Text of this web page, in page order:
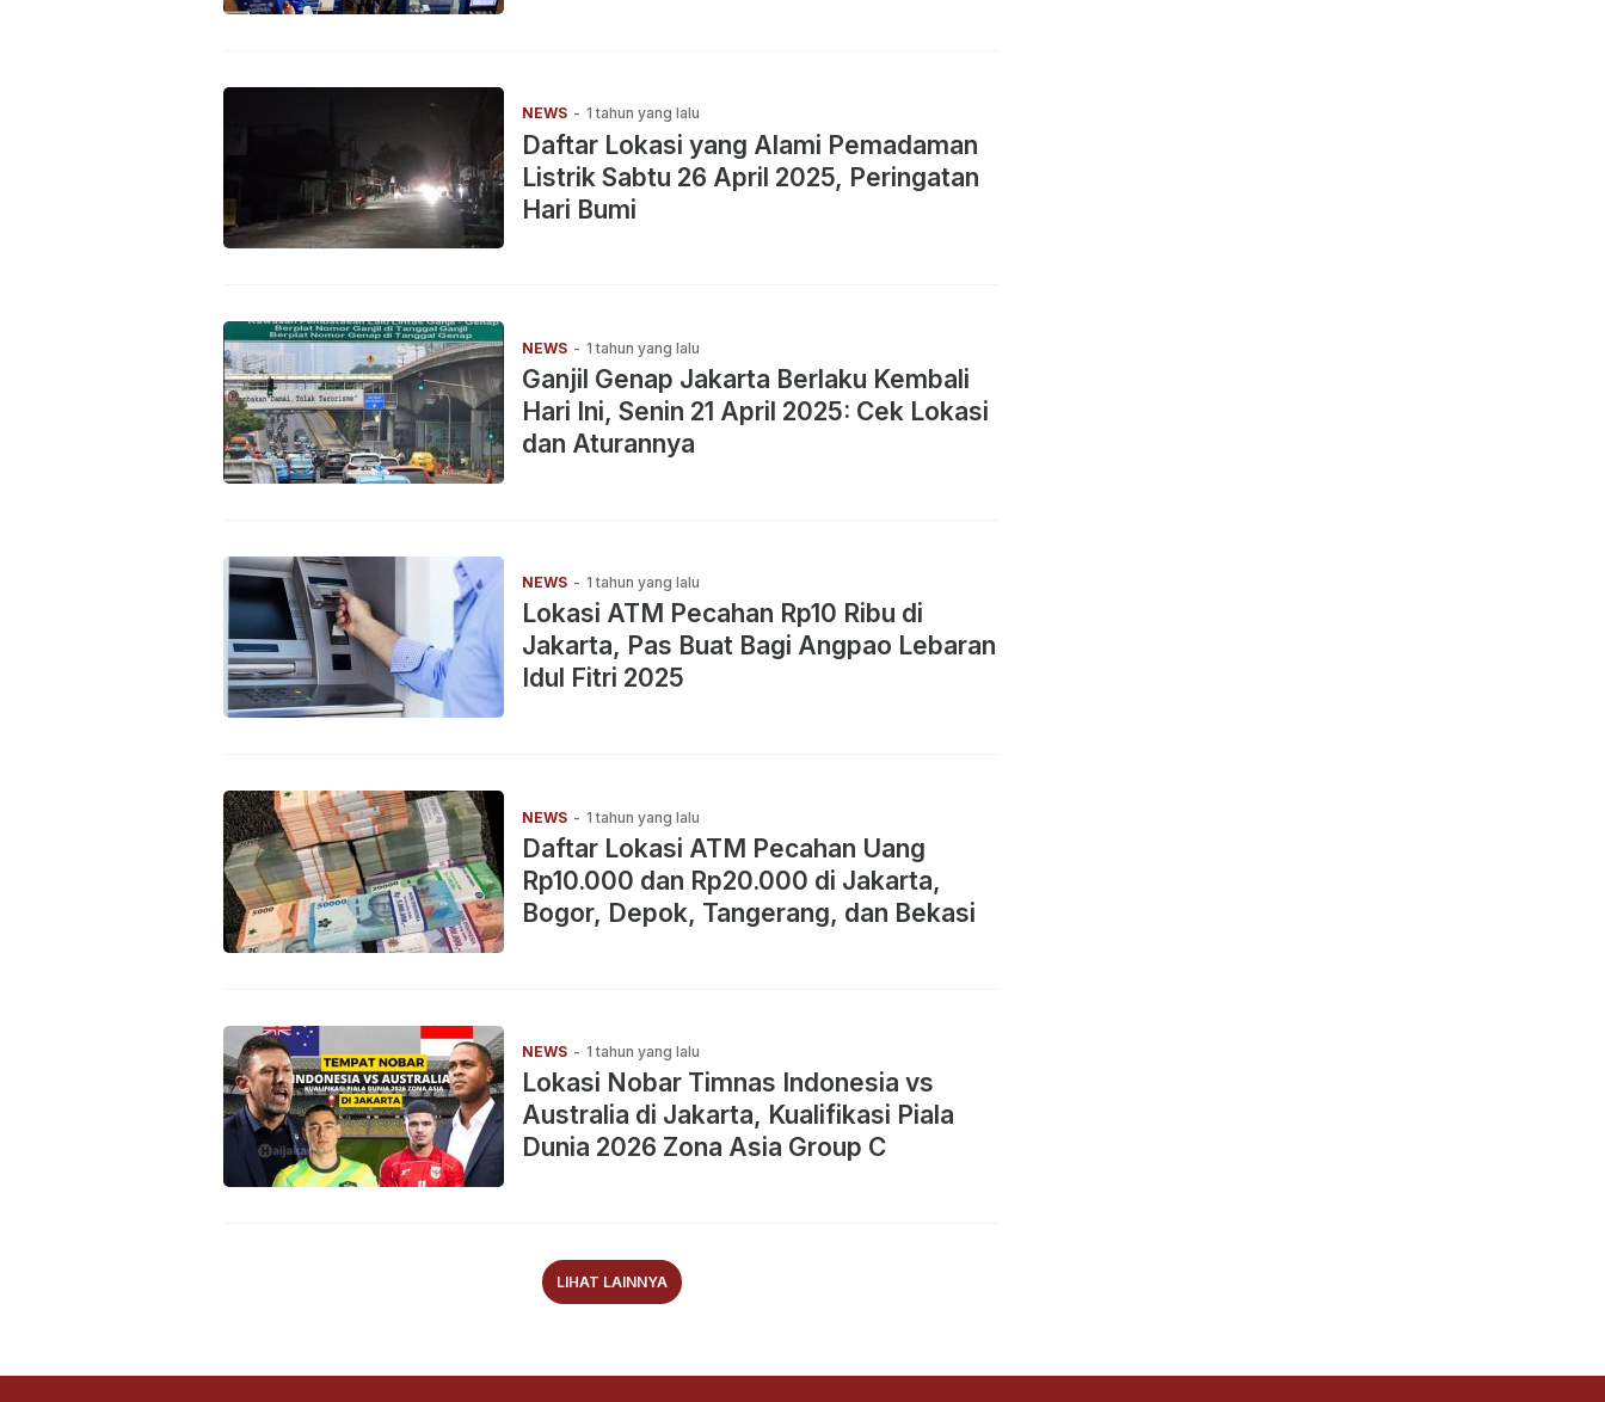
NEWS - 1 tahun yang lalu
Daftar Lokasi yang Alami Pemadaman
Listrik Sabtu 26 April 2025, Peringatan
Hari Bumi
NEWS - 1 tahun yang lalu
Ganjil Genap Jakarta Berlaku Kembali
Hari Ini, Senin 21 April 2025: Cek Lokasi
dan Aturannya
NEWS - 1 tahun yang lalu
Lokasi ATM Pecahan Rp10 Ribu di
Jakarta, Pas Buat Bagi Angpao Lebaran
Idul Fitri 2025
NEWS - 1 tahun yang lalu
Daftar Lokasi ATM Pecahan Uang
Rp10.000 dan Rp20.000 di Jakarta,
Bogor, Depok, Tangerang, dan Bekasi
NEWS - 1 tahun yang lalu
Lokasi Nobar Timnas Indonesia vs
Australia di Jakarta, Kualifikasi Piala
Dunia 2026 Zona Asia Group C
LIHAT LAINNYA